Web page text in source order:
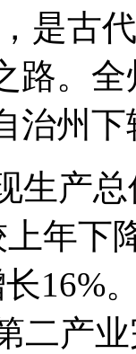
是古
路。
治州下
生产
年下
16%
二产